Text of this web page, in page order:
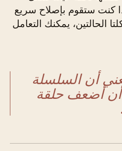
كنت ستقوم بإصلاح سريع
الحالتين، يمكنك التعامل
أن السلسلة
أضعف حلقة